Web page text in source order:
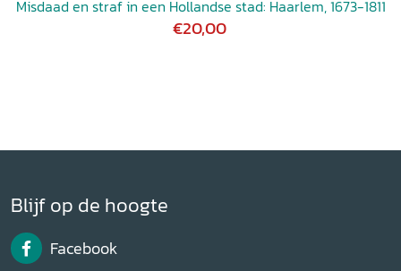
Misdaad en straf in een Hollandse stad: Haarlem, 1673-1811
€20,00
Blijf op de hoogte
Facebook